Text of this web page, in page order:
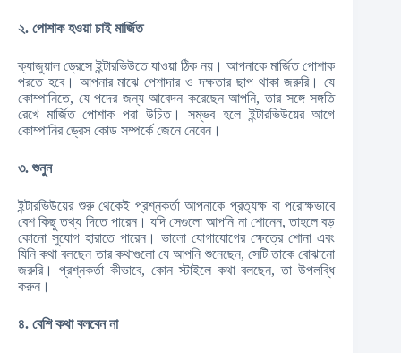
২. পোশাক হওয়া চাই মার্জিত
ক্যাজুয়াল ড্রেসে ইন্টারভিউতে যাওয়া ঠিক নয়। আপনাকে মার্জিত পোশাক
পরতে হবে। আপনার মাঝে পেশাদার ও দক্ষতার ছাপ থাকা জরুরি। যে
কোম্পানিতে, যে পদের জন্য আবেদন করেছেন আপনি, তার সঙ্গে সঙ্গতি
রেখে মার্জিত পোশাক পরা উচিত। সম্ভব হলে ইন্টারভিউয়ের আগে
কোম্পানির ড্রেস কোড সম্পর্কে জেনে নেবেন।
৩. শুনুন
ইন্টারভিউয়ের শুরু থেকেই প্রশ্নকর্তা আপনাকে প্রত্যক্ষ বা পরোক্ষভাবে
বেশ কিছু তথ্য দিতে পারেন। যদি সেগুলো আপনি না শোনেন, তাহলে বড়
কোনো সুযোগ হারাতে পারেন। ভালো যোগাযোগের ক্ষেত্রে শোনা এবং
যিনি কথা বলছেন তার কথাগুলো যে আপনি শুনেছেন, সেটি তাকে বোঝানো
জরুরি। প্রশ্নকর্তা কীভাবে, কোন স্টাইলে কথা বলছেন, তা উপলব্ধি
করুন।
৪. বেশি কথা বলবেন না